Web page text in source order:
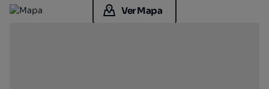
Ver Mapa